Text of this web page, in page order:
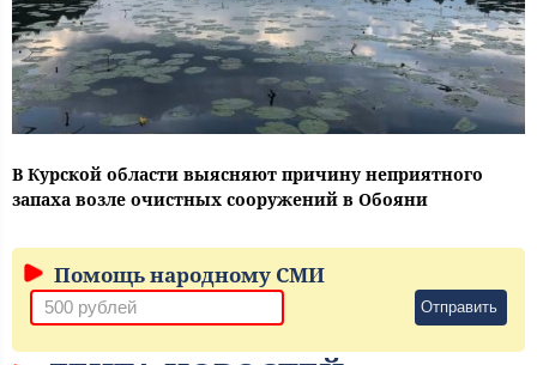
В Курской области выясняют причину неприятного
запаха возле очистных сооружений в Обояни
Помощь народному СМИ
Отправить